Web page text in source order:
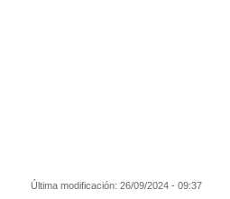
Última modificación: 26/09/2024 - 09:37